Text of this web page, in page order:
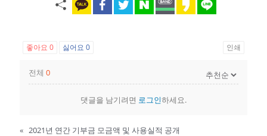
좋아요0 싫어요0 인쇄
전체0
댓글을 남기려면 로그인하세요.
« 2021년 연간 기부금 모금액 및 사용실적 공개